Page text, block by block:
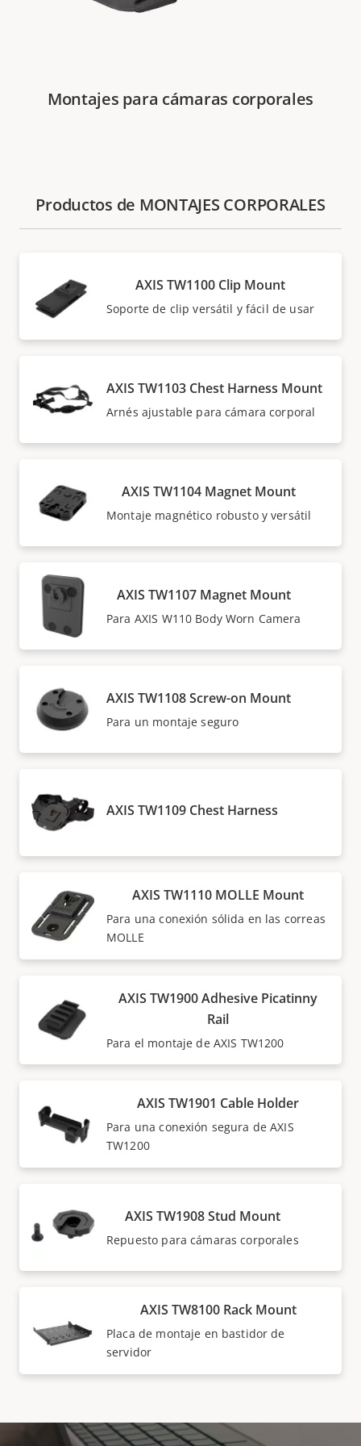
Montajes para cámaras corporales
Productos de MONTAJES CORPORALES
AXIS TW1100 Clip Mount
Soporte de clip versátil y fácil de usar
AXIS TW1103 Chest Harness Mount
Arnés ajustable para cámara corporal
AXIS TW1104 Magnet Mount
Montaje magnético robusto y versátil
AXIS TW1107 Magnet Mount
Para AXIS W110 Body Worn Camera
AXIS TW1108 Screw-on Mount
Para un montaje seguro
AXIS TW1109 Chest Harness
AXIS TW1110 MOLLE Mount
Para una conexión sólida en las correas
MOLLE
AXIS TW1900 Adhesive Picatinny
Rail
Para el montaje de AXIS TW1200
AXIS TW1901 Cable Holder
Para una conexión segura de AXIS
TW1200
AXIS TW1908 Stud Mount
Repuesto para cámaras corporales
AXIS TW8100 Rack Mount
Placa de montaje en bastidor de
servidor